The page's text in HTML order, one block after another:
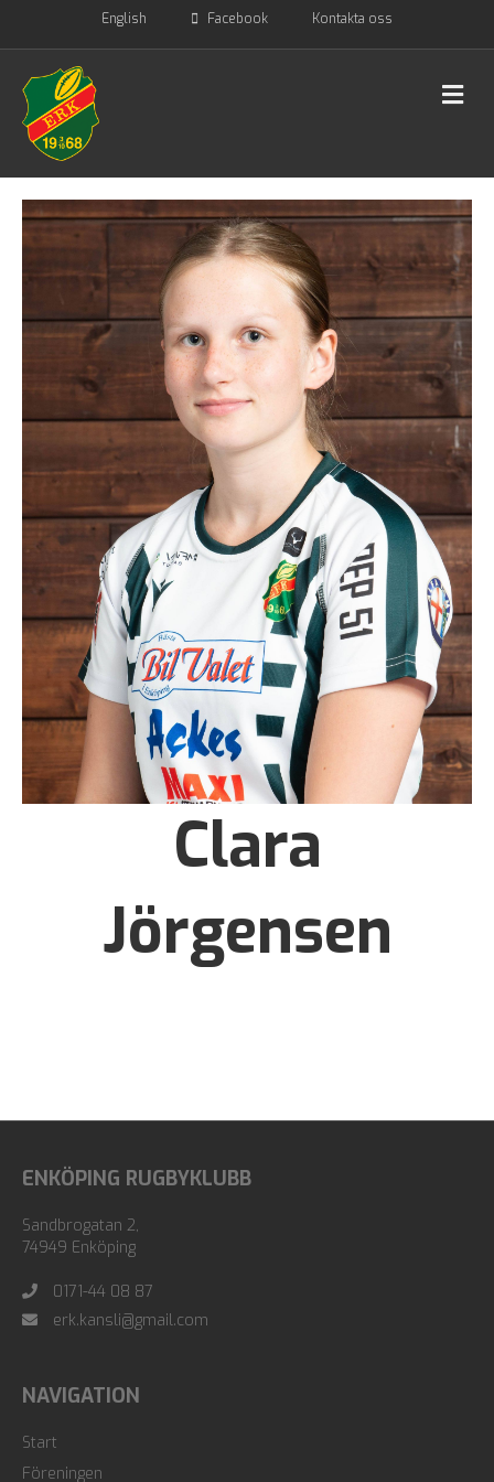
English Facebook Kontakta oss
M
E
Clara
Jörgensen
ENKÖPING RUGBYKLUBB
Sandbrogatan 2,
74949 Enköping
0171-44 08 87
erk.kansli@gmail.com
NAVIGATION
Start
Föreningen